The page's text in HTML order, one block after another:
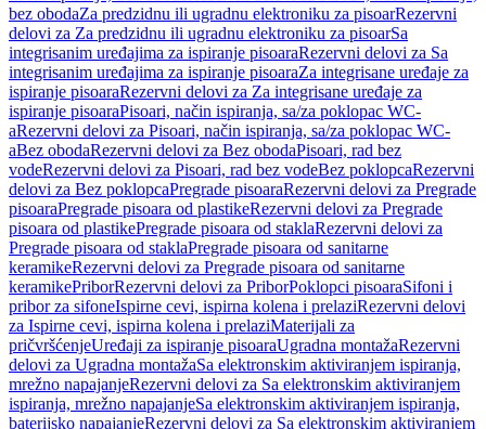
bez obodaZa predzidnu ili ugradnu elektroniku za pisoarRezervni
delovi za Za predzidnu ili ugradnu elektroniku za pisoarSa
integrisanim uređajima za ispiranje pisoaraRezervni delovi za Sa
integrisanim uređajima za ispiranje pisoaraZa integrisane uređaje za
ispiranje pisoaraRezervni delovi za Za integrisane uređaje za
ispiranje pisoaraPisoari, način ispiranja, sa/za poklopac WC-
aRezervni delovi za Pisoari, način ispiranja, sa/za poklopac WC-
aBez obodaRezervni delovi za Bez obodaPisoari, rad bez
vodeRezervni delovi za Pisoari, rad bez vodeBez poklopcaRezervni
delovi za Bez poklopcaPregrade pisoaraRezervni delovi za Pregrade
pisoaraPregrade pisoara od plastikeRezervni delovi za Pregrade
pisoara od plastikePregrade pisoara od staklaRezervni delovi za
Pregrade pisoara od staklaPregrade pisoara od sanitarne
keramikeRezervni delovi za Pregrade pisoara od sanitarne
keramikePriborRezervni delovi za PriborPoklopci pisoaraSifoni i
pribor za sifoneIspirne cevi, ispirna kolena i prelaziRezervni delovi
za Ispirne cevi, ispirna kolena i prelaziMaterijali za
pričvršćenjeUređaji za ispiranje pisoaraUgradna montažaRezervni
delovi za Ugradna montažaSa elektronskim aktiviranjem ispiranja,
mrežno napajanjeRezervni delovi za Sa elektronskim aktiviranjem
ispiranja, mrežno napajanjeSa elektronskim aktiviranjem ispiranja,
baterijsko napajanjeRezervni delovi za Sa elektronskim aktiviranjem